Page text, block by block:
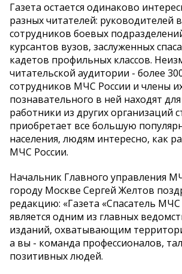
Газета остается одинаково
разных читателей: руководителей
сотрудников боевых
курсантов вузов, заслуженных
кадетов профильных классов.
читательской аудитории - более
сотрудников МЧС России и члены
познавательного в ней находят для
работники из других организаций
приобретает все большую
населения, людям интересно, как
МЧС России.
Начальник Главного управления
городу Москве Сергей Желтов
редакцию: «Газета «Спасатель МЧС
является одним из главных
изданий, охватывающим
а вы - команда профессионалов,
позитивных людей.